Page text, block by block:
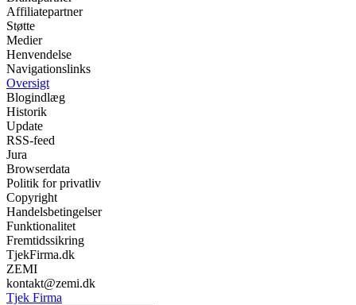
Affiliatepartner
Støtte
Medier
Henvendelse
Navigationslinks
Oversigt
Blogindlæg
Historik
Update
RSS-feed
Jura
Browserdata
Politik for privatliv
Copyright
Handelsbetingelser
Funktionalitet
Fremtidssikring
TjekFirma.dk
ZEMI
kontakt@zemi.dk
Tjek Firma